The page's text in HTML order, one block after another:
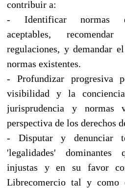
contribuir a:
- Identificar normas
aceptables,
regulaciones, y demandar
normas existentes.
- Profundizar progresiva
visibilidad y la
jurisprudencia y normas
perspectiva de los derechos
- Disputar y denunciar
'legalidades' dominantes
injustas y en su favor
Librecomercio tal y como